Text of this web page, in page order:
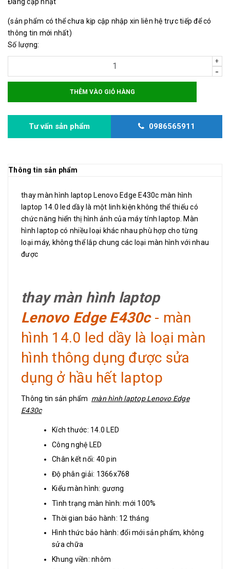
(sản phẩm có thể chưa kịp cập nhập xin liên hệ trực tiếp để có
thông tin mới nhất)
Số lượng:
+
-
THÊM VÀO GIỎ HÀNG
Tư vấn sản phẩm 0986565911
Thông tin sản phẩm
thay màn hình laptop Lenovo Edge E430c màn hình
laptop 14.0 led dầy là một linh kiện không thể thiếu có
chức năng hiển thị hình ảnh của máy tính laptop. Màn
hình laptop có nhiều loại khác nhau phù hợp cho từng
loại máy, không thể lắp chung các loại màn hình với nhau
được
thay màn hình laptop
Lenovo Edge E430c - màn
hình 14.0 led dầy là loại màn
hình thông dụng được sửa
dụng ở hầu hết laptop
Thông tin sản phẩm màn hình laptop Lenovo Edge
E430c
Kích thước: 14.0 LED
Công nghệ LED
Chân kết nối: 40 pin
Độ phân giải: 1366x768
Kiểu màn hình: gương
Tình trạng màn hình: mới 100%
Thời gian bảo hành: 12 tháng
Hình thức bảo hành: đổi mới sản phẩm, không
sửa chữa
Khung viền: nhôm